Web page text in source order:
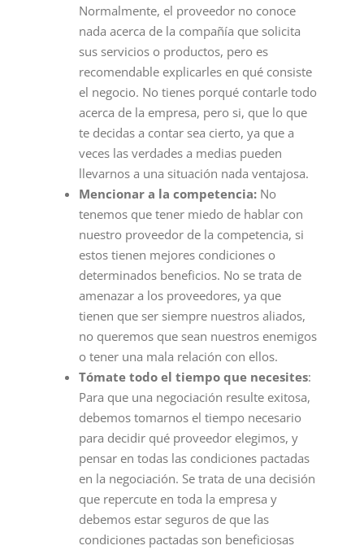
Normalmente, el proveedor no conoce
nada acerca de la compañía que solicita
sus servicios o productos, pero es
recomendable explicarles en qué consiste
el negocio. No tienes porqué contarle todo
acerca de la empresa, pero si, que lo que
te decidas a contar sea cierto, ya que a
veces las verdades a medias pueden
llevarnos a una situación nada ventajosa.
Mencionar a la competencia:No
tenemos que tener miedo de hablar con
nuestro proveedor de la competencia, si
estos tienen mejores condiciones o
determinados beneficios. No se trata de
amenazar a los proveedores, ya que
tienen que ser siempre nuestros aliados,
no queremos que sean nuestros enemigos
o tener una mala relación con ellos.
Tómate todo el tiempo que necesites:
Para que una negociación resulte exitosa,
debemos tomarnos el tiempo necesario
para decidir qué proveedor elegimos, y
pensar en todas las condiciones pactadas
en la negociación. Se trata de una decisión
que repercute en toda la empresa y
debemos estar seguros de que las
condiciones pactadas son beneficiosas